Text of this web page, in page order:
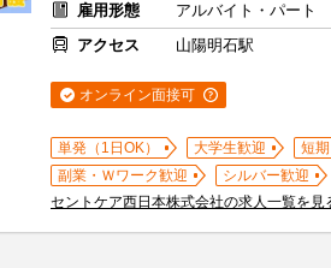
雇用形態
アルバイト・パート
アクセス
山陽明石駅
オンライン面接可
単発（1日OK） 大学生歓迎
短期
副業・Ｗワーク歓迎
シルバー歓迎
セントケア西日本株式会社の求人一覧を見